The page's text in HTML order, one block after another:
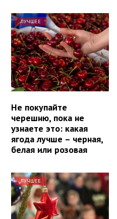
ЛУЧШЕЕ
Не покупайте
черешню, пока не
узнаете это: какая
ягода лучше – черная,
белая или розовая
ЛУЧШЕЕ